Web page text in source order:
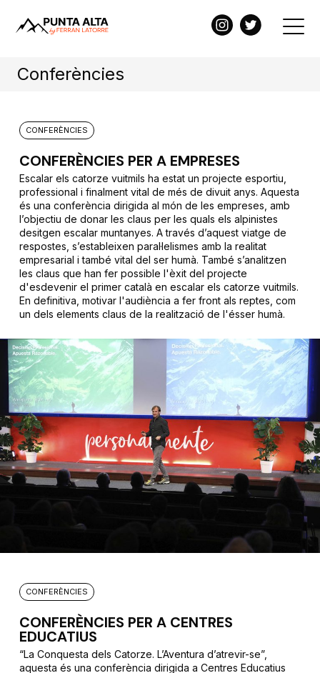
Conferències
CONFERÈNCIES
CONFERÈNCIES PER A EMPRESES
Escalar els catorze vuitmils ha estat un projecte esportiu,
professional i finalment vital de més de divuit anys. Aquesta
és una conferència dirigida al món de les empreses, amb
l’objectiu de donar les claus per les quals els alpinistes
desitgen escalar muntanyes. A través d’aquest viatge de
respostes, s’estableixen paral·lelismes amb la realitat
empresarial i també vital del ser humà. També s’analitzen
les claus que han fer possible l'èxit del projecte
d'esdevenir el primer català en escalar els catorze vuitmils.
En definitiva, motivar l'audiència a fer front als reptes, com
un dels elements claus de la realització de l'ésser humà.
CONFERÈNCIES
CONFERÈNCIES PER A CENTRES
EDUCATIUS
“La Conquesta dels Catorze. L’Aventura d’atrevir-se”,
aquesta és una conferència dirigida a Centres Educatius